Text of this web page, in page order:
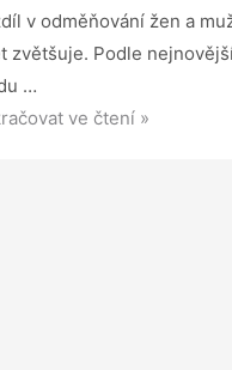
v odměňování žen a
zvětšuje. Podle
…
ve čtení »